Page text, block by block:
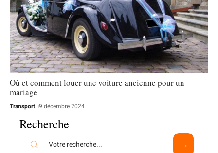
Où et comment louer une voiture ancienne pour un
mariage
Transport 9 décembre 2024
Recherche